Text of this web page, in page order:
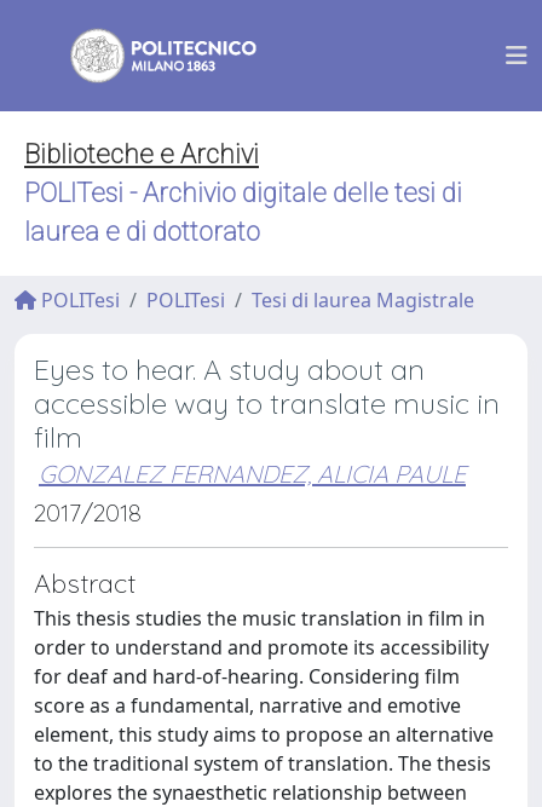
Biblioteche e Archivi
POLITesi - Archivio digitale delle tesi di
laurea e di dottorato
POLITesi POLITesi Tesi di laurea Magistrale
Eyes to hear. A study about an
accessible way to translate music in
film
GONZALEZ FERNANDEZ, ALICIA PAULE
2017/2018
Abstract
This thesis studies the music translation in film in
order to understand and promote its accessibility
for deaf and hard-of-hearing. Considering film
score as a fundamental, narrative and emotive
element, this study aims to propose an alternative
to the traditional system of translation. The thesis
explores the synaesthetic relationship between